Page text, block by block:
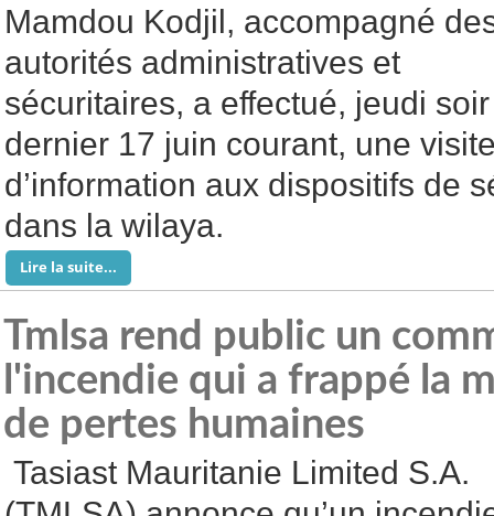
Mamdou Kodjil, accompagné
autorités administratives et
sécuritaires, a effectué, jeudi soir
dernier 17 juin courant, une
d’information aux dispositifs de
dans la wilaya.
Lire la suite...
Tmlsa rend public un
l'incendie qui a frappé la
de pertes humaines
Tasiast Mauritanie Limited S.A.